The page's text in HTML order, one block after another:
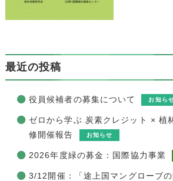
最近の投稿
役員候補者の募集について お知ら
ゼロから学ぶ 炭素クレジット × 植
修開催報告
お知らせ
2026年度緑の募金：国際協力事業
3/12開催：「途上国マングローブ